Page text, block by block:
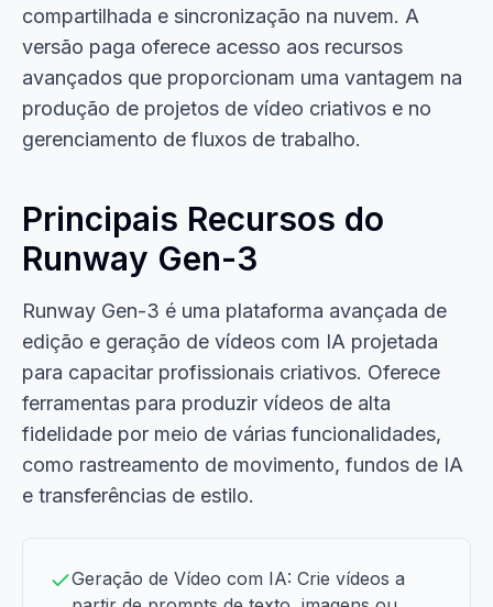
compartilhada e sincronização na nuvem. A
versão paga oferece acesso aos recursos
avançados que proporcionam uma vantagem na
produção de projetos de vídeo criativos e no
gerenciamento de fluxos de trabalho.
Principais Recursos do
Runway Gen-3
Runway Gen-3 é uma plataforma avançada de
edição e geração de vídeos com IA projetada
para capacitar profissionais criativos. Oferece
ferramentas para produzir vídeos de alta
fidelidade por meio de várias funcionalidades,
como rastreamento de movimento, fundos de IA
e transferências de estilo.
Geração de Vídeo com IA: Crie vídeos a